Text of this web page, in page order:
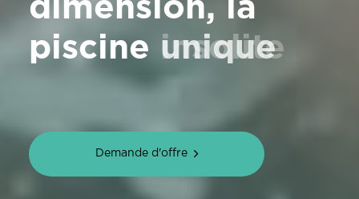
dimension, la
piscine unique
Demande d'offre